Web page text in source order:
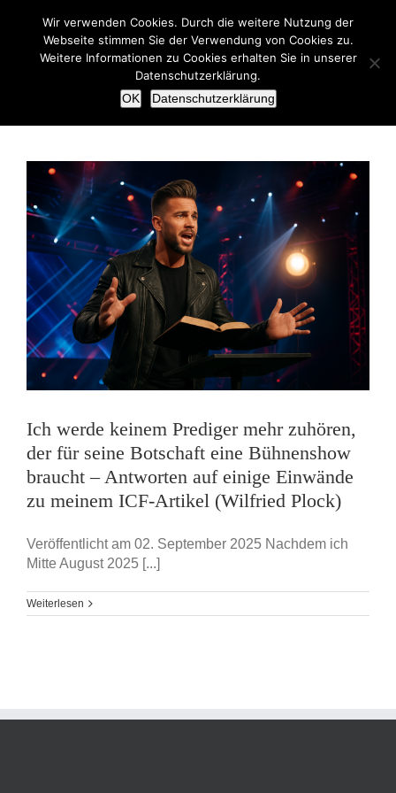
springen
Ich werde keinem Prediger mehr zuhören,
der für seine Botschaft eine Bühnenshow
braucht – Antworten auf einige Einwände
zu meinem ICF-Artikel (Wilfried Plock)
Veröffentlicht am 02. September 2025 Nachdem ich
Mitte August 2025 [...]
Weiterlesen
Wir verwenden Cookies. Durch die weitere Nutzung der
Webseite stimmen Sie der Verwendung von Cookies zu.
Weitere Informationen zu Cookies erhalten Sie in unserer
Datenschutzerklärung.
OK
Datenschutzerklärung